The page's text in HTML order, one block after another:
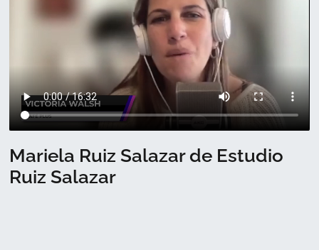
Mariela Ruiz Salazar de Estudio
Ruiz Salazar